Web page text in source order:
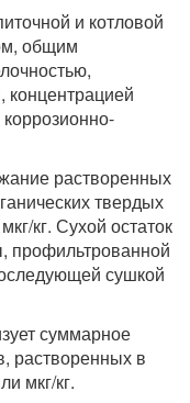
и котловой
общим
растворенных
твердых
кг. Сухой остаток
профильтрованной
сушкой
суммарное
растворенных в
мкг/кг.